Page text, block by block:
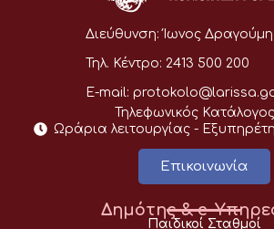
Διεύθυνση: Ίωνος Δραγούμη
Τηλ. Κέντρο: 2413 500 200
E-mail:
Τηλεφωνικός
Ωράρια λειτουργίας -
Επικοινωνία
Δημότης & e-
Παιδικοί Σταθμοί